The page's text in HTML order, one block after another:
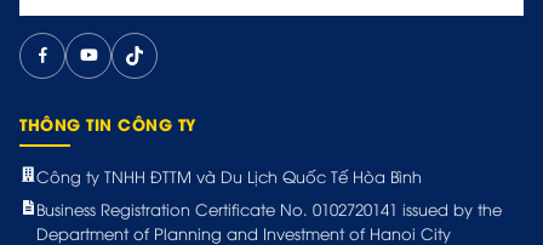
THÔNG TIN CÔNG TY
Công ty TNHH ĐTTM và Du Lịch Quốc Tế Hòa Bình
Business Registration Certificate No. 0102720141 issued by the
Department of Planning and Investment of Hanoi City